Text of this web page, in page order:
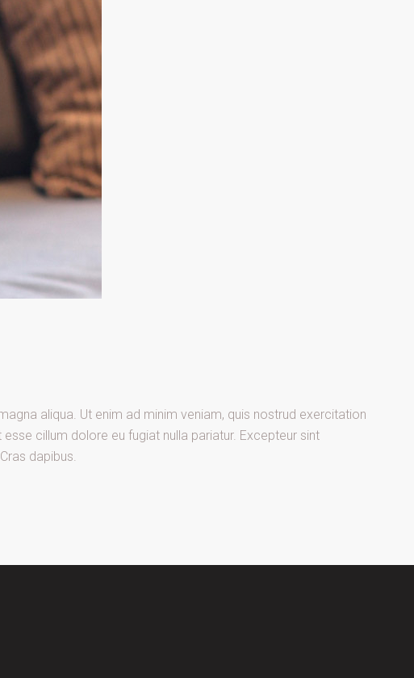
aliqua. Ut enim ad minim veniam, quis nostrud exercitation
cillum dolore eu fugiat nulla pariatur. Excepteur sint
dapibus.